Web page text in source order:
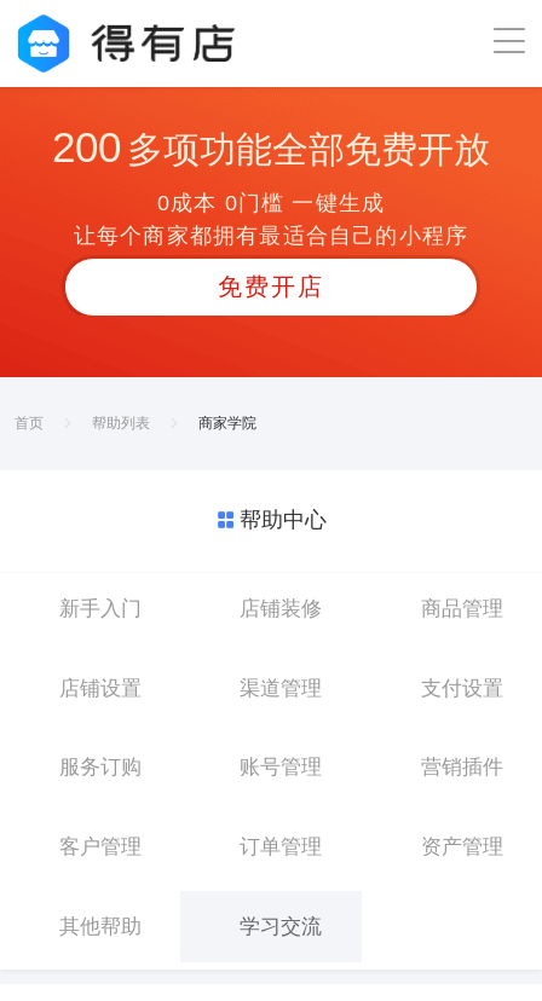
200 多项功能全部免费开放
0成本 0门槛 一键生成
让每个商家都拥有最适合自己的小程序
免费开店
首页 帮助列表 商家学院
帮助中心
新手入门 店铺装修 商品管理
店铺设置 渠道管理 支付设置
服务订购 账号管理 营销插件
客户管理 订单管理 资产管理
其他帮助 学习交流